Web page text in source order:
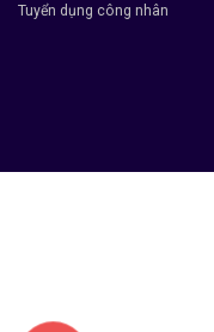
Tuyển dụng công nhân